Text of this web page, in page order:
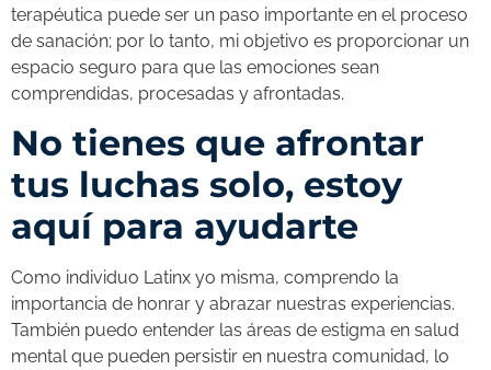
terapéutica puede ser un paso importante en el proceso
de sanación; por lo tanto, mi objetivo es proporcionar un
espacio seguro para que las emociones sean
comprendidas, procesadas y afrontadas.
No tienes que afrontar
tus luchas solo, estoy
aquí para ayudarte
Como individuo Latinx yo misma, comprendo la
importancia de honrar y abrazar nuestras experiencias.
También puedo entender las áreas de estigma en salud
mental que pueden persistir en nuestra comunidad, lo